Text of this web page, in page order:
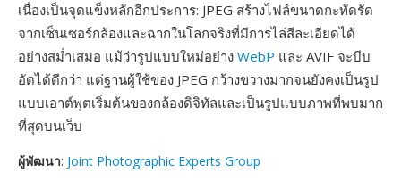
เนื่องเป็นจุดแข็งหลักอีกประการ: JPEG สร้างไฟล์ขนาดกะทัดรัด
จากเซ็นเซอร์กล้องและฉากในโลกจริงที่มีการไล่สีละเอียดได้
อย่างสม่ำเสมอ แม้ว่ารูปแบบใหม่อย่าง WebP และ AVIF จะบีบ
อัดได้ดีกว่า แต่ฐานผู้ใช้ของ JPEG กว้างขวางมากจนยังคงเป็นรูป
แบบเอาต์พุตเริ่มต้นของกล้องดิจิทัลและเป็นรูปแบบภาพที่พบมาก
ที่สุดบนเว็บ
ผู้พัฒนา: Joint Photographic Experts Group